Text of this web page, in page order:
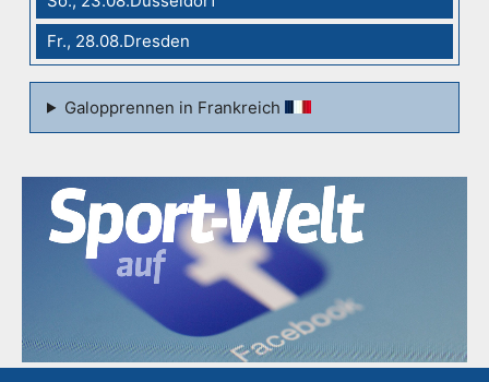
Fr., 28.08.Dresden
Galopprennen in Frankreich